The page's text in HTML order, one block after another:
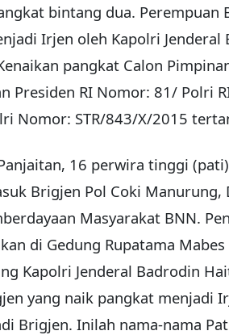
bintang dua. Perempuan
Irjen oleh Kapolri Jenderal
pangkat Calon
Presiden RI Nomor: 81/ Polri
Nomor: STR/843/X/2015
16 perwira tinggi
Brigjen Pol Coki
Masyarakat BNN.
di Gedung Rupatama Mabes
Kapolri Jenderal Badrodin
yang naik pangkat menjadi
Brigjen. Inilah nama-nama